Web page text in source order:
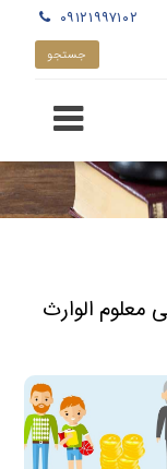
۰۹۱۲۱۹۹۷۱۰۲
الوارث